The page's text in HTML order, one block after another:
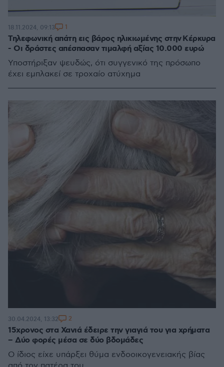
Τηλεφωνική απάτη εις βάρος ηλικιωμένης στην Κέρκυρα
- Οι δράστες απέσπασαν τιμαλφή αξίας 10.000 ευρώ
Υποστήριξαν ψευδώς, ότι συγγενικό της πρόσωπο
έχει εμπλακεί σε τροχαίο ατύχημα
18.11.2024, 09:13 1
15χρονος στα Χανιά έδειρε την γιαγιά του για χρήματα
– Δύο φορές μέσα σε δύο βδομάδες
Ο ίδιος είχε υπάρξει θύμα ενδοοικογενειακής βίας
30.04.2024, 13:32 2